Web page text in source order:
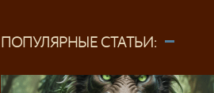
ПОПУЛЯРНЫЕ СТАТЬИ: